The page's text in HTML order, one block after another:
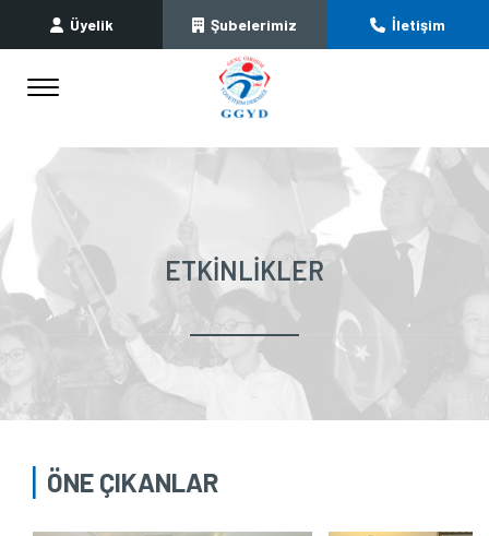
Üyelik Şubelerimiz İletişim
ETKINLIKLER
ÖNE ÇIKANLAR